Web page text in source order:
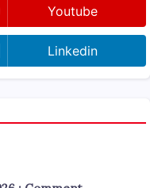
Youtube
Linkedin